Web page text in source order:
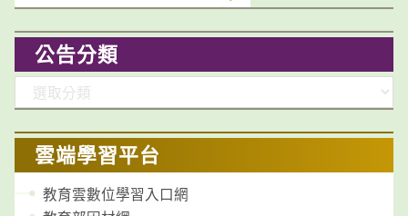
公告分類
類
雲端學習平台
教育雲數位學習入口網